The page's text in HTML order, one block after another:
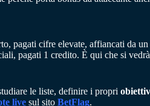
pagati cifre elevate, affiancati da un
pagati 1 credito. È qui che si
le liste, definire i propri
live sul sito BetFlag.